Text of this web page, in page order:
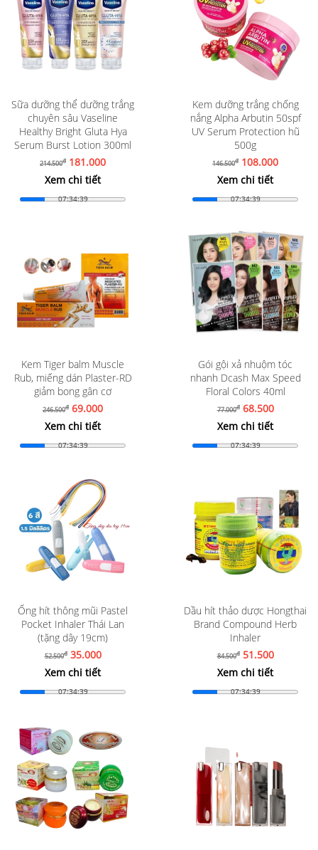
Sữa dưỡng thể dưỡng trắng
chuyên sâu Vaseline
Healthy Bright Gluta Hya
Serum Burst Lotion 300ml
214.500đ 181.000
Xem chi tiết
07:34:37
Kem dưỡng trắng chống
nắng Alpha Arbutin 50spf
UV Serum Protection hũ
500g
146.500đ 108.000
Xem chi tiết
07:34:37
Kem Tiger balm Muscle
Rub, miếng dán Plaster-RD
giảm bong gân cơ
246.500đ 69.000
Xem chi tiết
07:34:37
Gói gội xả nhuộm tóc
nhanh Dcash Max Speed
Floral Colors 40ml
77.000đ68.500
Xem chi tiết
07:34:37
Ống hít thông mũi Pastel
Pocket Inhaler Thái Lan
(tặng dây 19cm)
52.500đ35.000
Xem chi tiết
07:34:37
Dầu hít thảo dược Hongthai
Brand Compound Herb
Inhaler
84.500đ51.500
Xem chi tiết
07:34:37